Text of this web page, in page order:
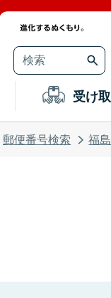
受け
郵便番号検索 福